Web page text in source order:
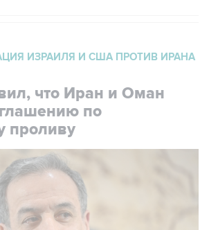
ИЗРАИЛЯ И США ПРОТИВ ИРАНА
что Иран и Оман
по
проливу